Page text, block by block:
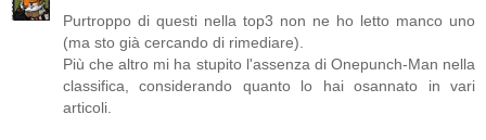
Purtroppo di questi nella top3 non ne ho letto manco uno
(ma sto già cercando di rimediare).
Più che altro mi ha stupito l'assenza di Onepunch-Man nella
classifica, considerando quanto lo hai osannato in vari
articoli.